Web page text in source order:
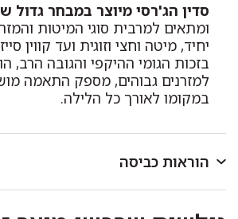
סדין הג'רסי מיוצר במבחר גדול
ומתאים למרבית סוגי המיטות
יחיד, מיטה וחצי וזוגית ועד קווין
בזכות הגומי ההיקפי והגובה הרב,
למזרנים גבוהים, מספק התאמה
במקומו לאורך כל הלילה.
הוראות כביסה